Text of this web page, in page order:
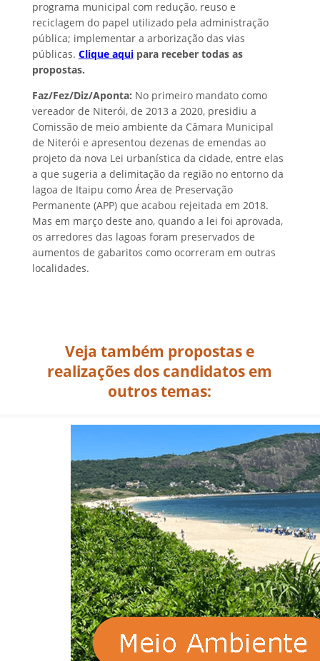
programa municipal com redução, reuso e
reciclagem do papel utilizado pela administração
pública; implementar a arborização das vias
públicas. Clique aquipara receber todas as
propostas.
Faz/Fez/Diz/Aponta: No primeiro mandato como
vereador de Niterói, de 2013 a 2020, presidiu a
Comissão de meio ambiente da Câmara Municipal
de Niterói e apresentou dezenas de emendas ao
projeto da nova Lei urbanística da cidade, entre elas
a que sugeria a delimitação da região no entorno da
lagoa de Itaipu como Área de Preservação
Permanente (APP) que acabou rejeitada em 2018.
Mas em março deste ano, quando a lei foi aprovada,
os arredores das lagoas foram preservados de
aumentos de gabaritos como ocorreram em outras
localidades.
Veja também propostas e
realizações dos candidatos em
outros temas: